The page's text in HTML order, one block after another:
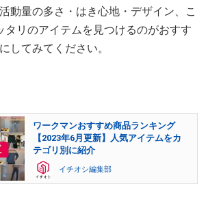
動量の多さ・はき心地・デザイン、こ
タリのアイテムを見つけるのがおすす
してみてください。
ワークマンおすすめ商品ランキング
【2023年6月更新】人気アイテムをカ
テゴリ別に紹介
イチオシ編集部